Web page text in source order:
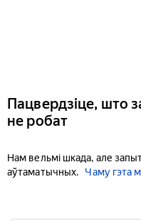
Пацвердзіце, што
не робат
Нам вельмі шкада, але
аўтаматычных.
Чаму гэта